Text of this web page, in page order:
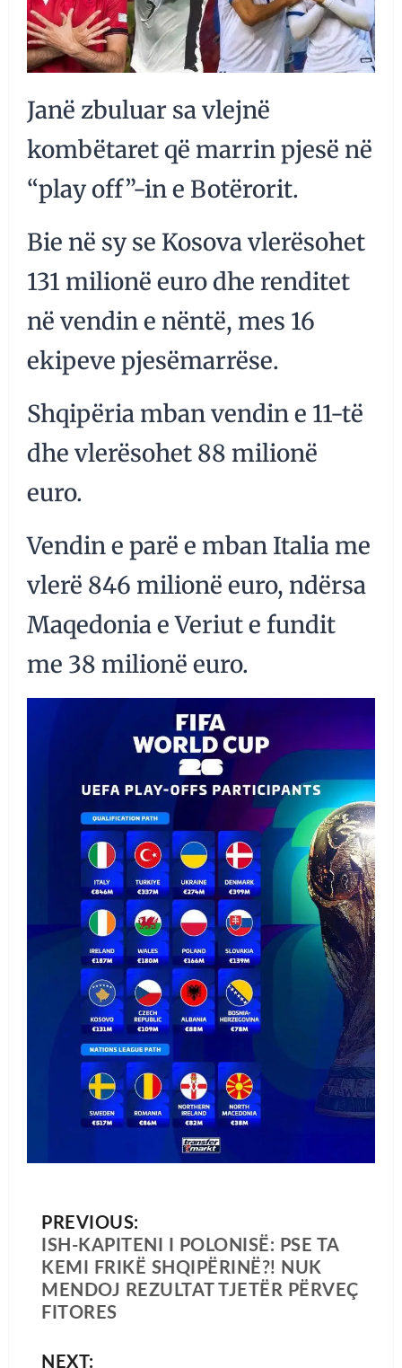
Janë zbuluar sa vlejnë
kombëtaret që marrin pjesë në
“play off”-in e Botërorit.
Bie në sy se Kosova vlerësohet
131 milionë euro dhe renditet
në vendin e nëntë, mes 16
ekipeve pjesëmarrëse.
Shqipëria mban vendin e 11-të
dhe vlerësohet 88 milionë
euro.
Vendin e parë e mban Italia me
vlerë 846 milionë euro, ndërsa
Maqedonia e Veriut e fundit
me 38 milionë euro.
PREVIOUS:
ISH-KAPITENI I POLONISË: PSE TA
KEMI FRIKË SHQIPËRINË?! NUK
MENDOJ REZULTAT TJETËR PËRVEÇ
FITORES
NEXT: